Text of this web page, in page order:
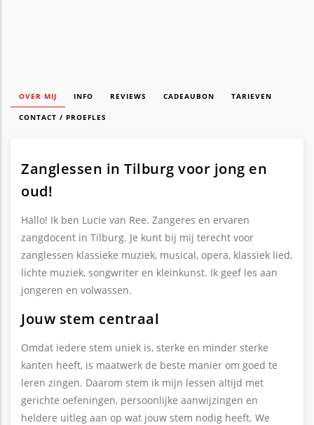
OVER MIJ INFO REVIEWS CADEAUBON TARIEVEN
CONTACT / PROEFLES
Zanglessen in Tilburg voor jong en
oud!
Hallo! Ik ben Lucie van Ree. Zangeres en ervaren
zangdocent in Tilburg. Je kunt bij mij terecht voor
zanglessen klassieke muziek, musical, opera, klassiek lied,
lichte muziek, songwriter en kleinkunst. Ik geef les aan
jongeren en volwassen.
Jouw stem centraal
Omdat iedere stem uniek is, sterke en minder sterke
kanten heeft, is maatwerk de beste manier om goed te
leren zingen. Daarom stem ik mijn lessen altijd met
gerichte oefeningen, persoonlijke aanwijzingen en
heldere uitleg aan op wat jouw stem nodig heeft. We